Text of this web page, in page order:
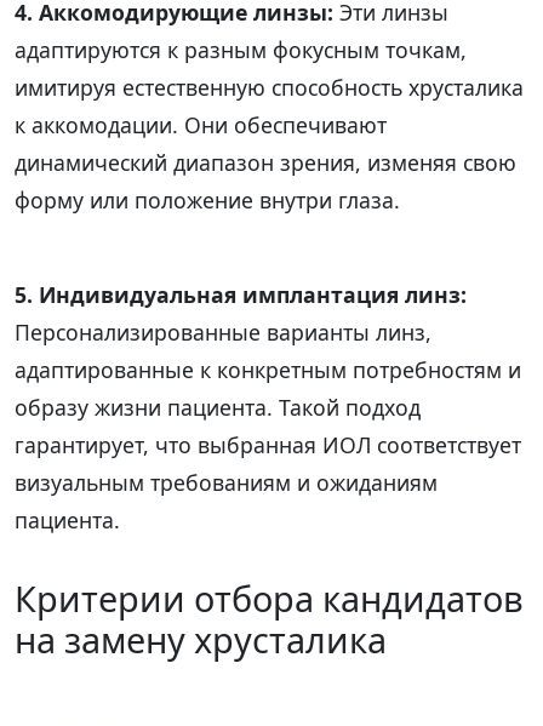
4. Аккомодирующие линзы: Эти линзы
адаптируются к разным фокусным точкам,
имитируя естественную способность хрусталика
к аккомодации. Они обеспечивают
динамический диапазон зрения, изменяя свою
форму или положение внутри глаза.
5. Индивидуальная имплантация линз:
Персонализированные варианты линз,
адаптированные к конкретным потребностям и
образу жизни пациента. Такой подход
гарантирует, что выбранная ИОЛ соответствует
визуальным требованиям и ожиданиям
пациента.
Критерии отбора кандидатов
на замену хрусталика